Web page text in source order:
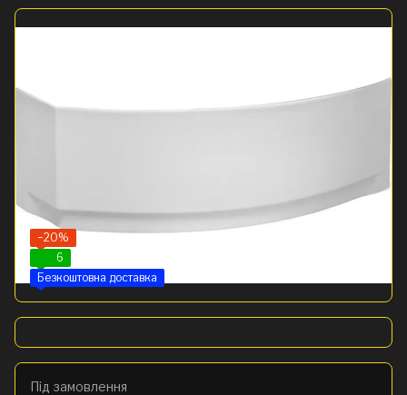
−20%
6
Безкоштовна доставка
Під замовлення